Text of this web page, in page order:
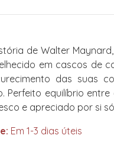
de Walter
em cascos de
das suas
Perfeito equilíbrio
e apreciado por si
Em 1-3 dias úteis